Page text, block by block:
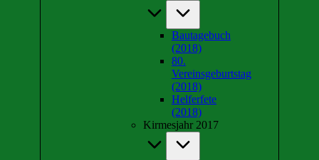
Bautagebuch
(2018)
80.
Vereinsgeburtstag
(2018)
Helferfete
(2018)
Kirmesjahr 2017